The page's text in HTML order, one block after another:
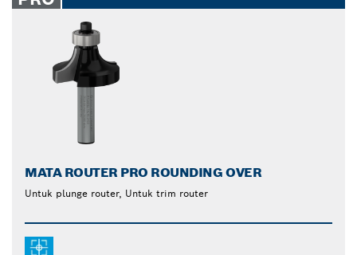
MATA ROUTER PRO ROUNDING OVER
Untuk plunge router, Untuk trim router